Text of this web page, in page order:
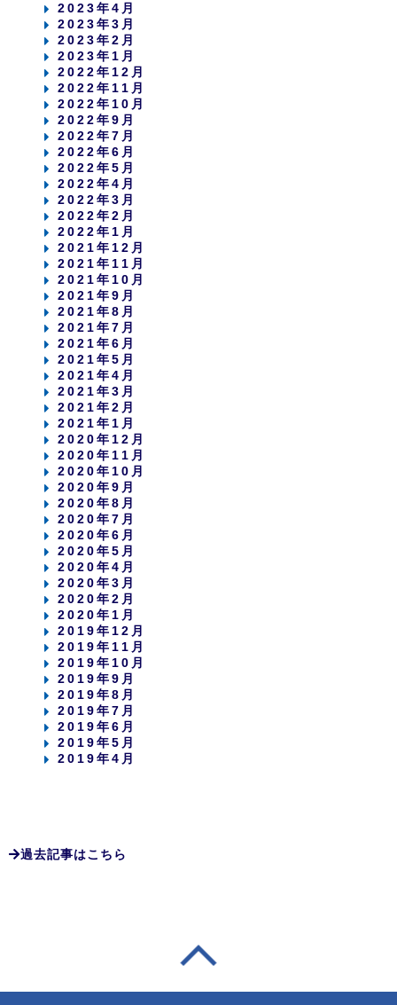
2023年4月
2023年3月
2023年2月
2023年1月
2022年12月
2022年11月
2022年10月
2022年9月
2022年7月
2022年6月
2022年5月
2022年4月
2022年3月
2022年2月
2022年1月
2021年12月
2021年11月
2021年10月
2021年9月
2021年8月
2021年7月
2021年6月
2021年5月
2021年4月
2021年3月
2021年2月
2021年1月
2020年12月
2020年11月
2020年10月
2020年9月
2020年8月
2020年7月
2020年6月
2020年5月
2020年4月
2020年3月
2020年2月
2020年1月
2019年12月
2019年11月
2019年10月
2019年9月
2019年8月
2019年7月
2019年6月
2019年5月
2019年4月
過去記事はこちら